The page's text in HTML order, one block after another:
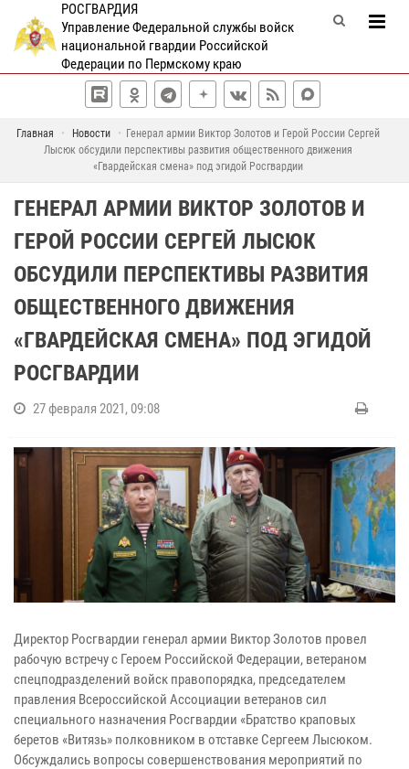
РОСГВАРДИЯ
Управление Федеральной службы войск
национальной гвардии Российской
Федерации по Пермскому краю
Главная Новости
Генерал армии Виктор Золотов и Герой России Сергей
Лысюк обсудили перспективы развития общественного движения
«Гвардейская смена» под эгидой Росгвардии
ГЕНЕРАЛ АРМИИ ВИКТОР ЗОЛОТОВ И
ГЕРОЙ РОССИИ СЕРГЕЙ ЛЫСЮК
ОБСУДИЛИ ПЕРСПЕКТИВЫ РАЗВИТИЯ
ОБЩЕСТВЕННОГО ДВИЖЕНИЯ
«ГВАРДЕЙСКАЯ СМЕНА» ПОД ЭГИДОЙ
РОСГВАРДИИ
27 февраля 2021, 09:08
Директор Росгвардии генерал армии Виктор Золотов провел
рабочую встречу с Героем Российской Федерации, ветераном
спецподразделений войск правопорядка, председателем
правления Всероссийской Ассоциации ветеранов сил
специального назначения Росгвардии «Братство краповых
беретов «Витязь» полковником в отставке Сергеем Лысюком.
Обсуждались вопросы совершенствования мероприятий по